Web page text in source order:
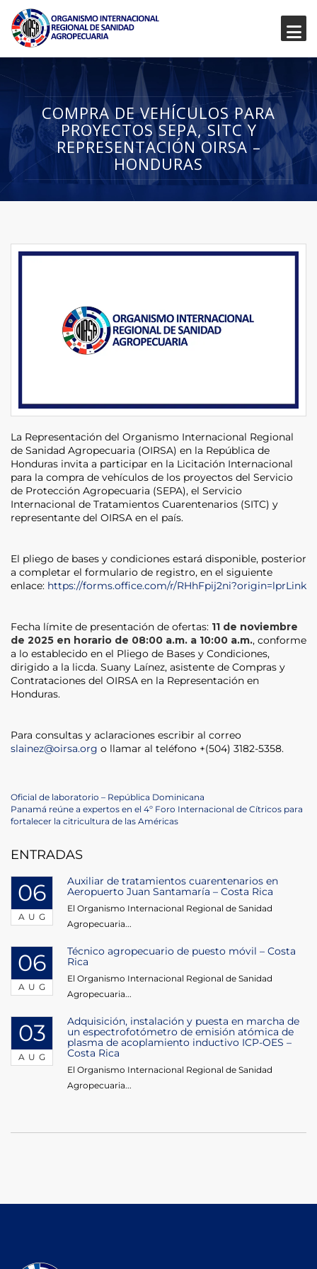
COMPRA DE VEHÍCULOS PARA
PROYECTOS SEPA, SITC Y
REPRESENTACIÓN OIRSA –
HONDURAS
La Representación del Organismo Internacional Regional
de Sanidad Agropecuaria (OIRSA) en la República de
Honduras invita a participar en la Licitación Internacional
para la compra de vehículos de los proyectos del Servicio
de Protección Agropecuaria (SEPA), el Servicio
Internacional de Tratamientos Cuarentenarios (SITC) y
representante del OIRSA en el país.
El pliego de bases y condiciones estará disponible, posterior
a completar el formulario de registro, en el siguiente
enlace: https://forms.office.com/r/RHhFpij2ni?origin=lprLink
Fecha límite de presentación de ofertas: 11 de noviembre
de 2025 en horario de 08:00 a.m. a 10:00 a.m., conforme
a lo establecido en el Pliego de Bases y Condiciones,
dirigido a la licda. Suany Laínez, asistente de Compras y
Contrataciones del OIRSA en la Representación en
Honduras.
Para consultas y aclaraciones escribir al correo
slainez@oirsa.org o llamar al teléfono +(504) 3182-5358.
Post
navigation
Previous
Post
Oficial de laboratorio – República Dominicana
Next
Post
Panamá reúne a expertos en el 4º Foro Internacional de Cítricos para
fortalecer la citricultura de las Américas
ENTRADAS
06
AUG
Auxiliar de tratamientos cuarentenarios en
Aeropuerto Juan Santamaría – Costa Rica
El Organismo Internacional Regional de Sanidad
Agropecuaria...
06
AUG
Técnico agropecuario de puesto móvil – Costa
Rica
El Organismo Internacional Regional de Sanidad
Agropecuaria...
03
AUG
Adquisición, instalación y puesta en marcha de
un espectrofotómetro de emisión atómica de
plasma de acoplamiento inductivo ICP-OES –
Costa Rica
El Organismo Internacional Regional de Sanidad
Agropecuaria...